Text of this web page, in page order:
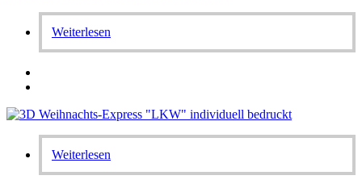
Weiterlesen
Weiterlesen